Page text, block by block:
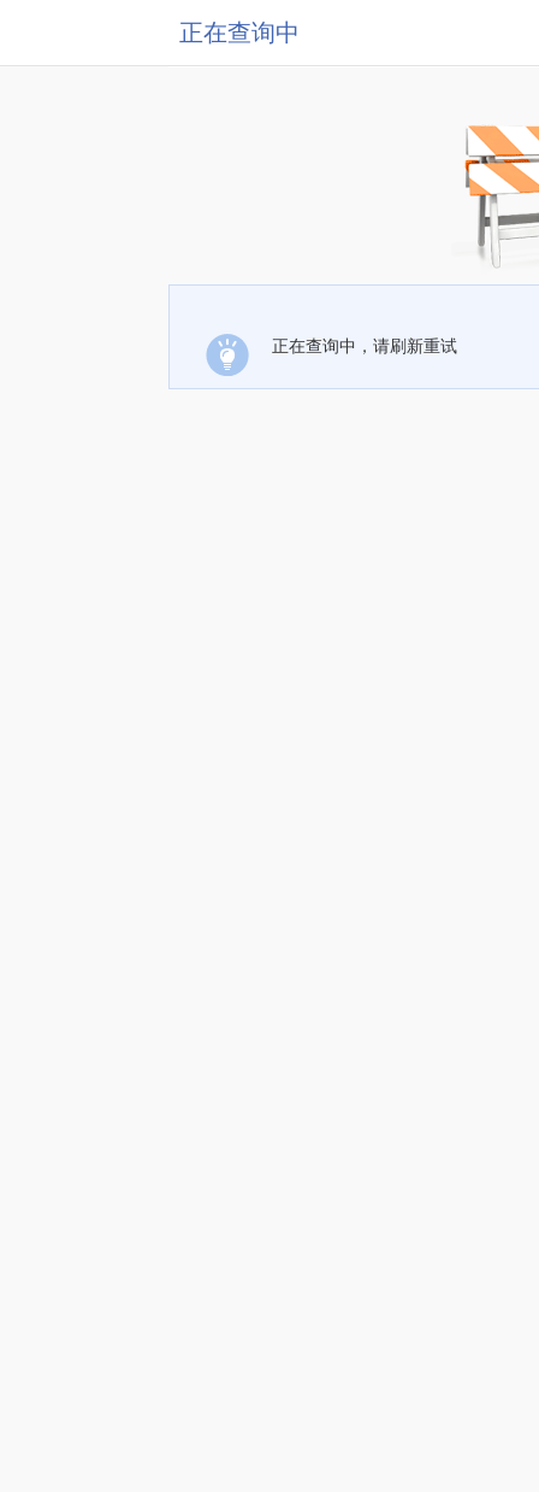
正在查询中
正在查询中，请刷新重试